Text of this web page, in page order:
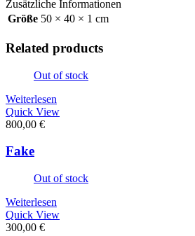
Zusätzliche Informationen
Größe 50 × 40 × 1 cm
Related products
Out of stock
Weiterlesen
Quick View
800,00 €
Fake
Out of stock
Weiterlesen
Quick View
300,00 €